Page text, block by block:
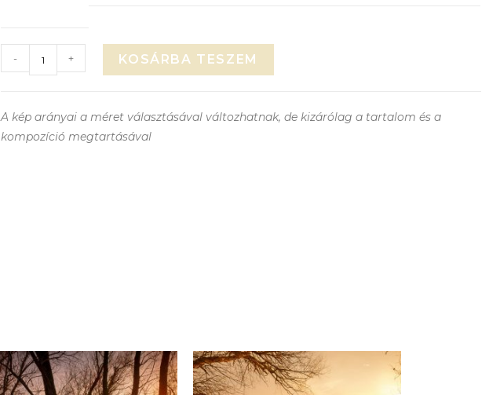
- + KOSÁRBA TESZEM
A kép arányai a méret választásával változhatnak, de kizárólag a tartalom és a
kompozíció megtartásával